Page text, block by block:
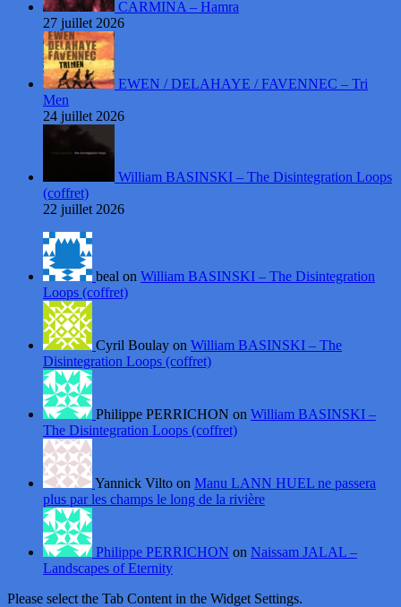
CARMINA – Hamra
27 juillet 2026
EWEN / DELAHAYE / FAVENNEC – Tri
Men
24 juillet 2026
William BASINSKI – The Disintegration Loops
(coffret)
22 juillet 2026
beal on William BASINSKI – The Disintegration
Loops (coffret)
Cyril Boulay on William BASINSKI – The
Disintegration Loops (coffret)
Philippe PERRICHON on William BASINSKI –
The Disintegration Loops (coffret)
Yannick Vilto on Manu LANN HUEL ne passera
plus par les champs le long de la rivière
Philippe PERRICHON on Naissam JALAL –
Landscapes of Eternity
Please select the Tab Content in the Widget Settings.